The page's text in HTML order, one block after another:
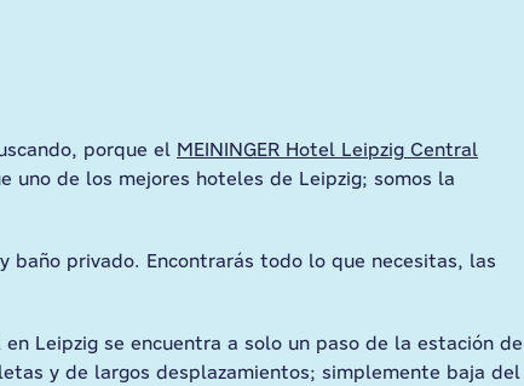
porque el MEININGER Hotel Leipzig Central
uno de los mejores hoteles de Leipzig; somos la
privado. Encontrarás todo lo que necesitas, las
Leipzig se encuentra a solo un paso de la estación de
y de largos desplazamientos; simplemente baja del